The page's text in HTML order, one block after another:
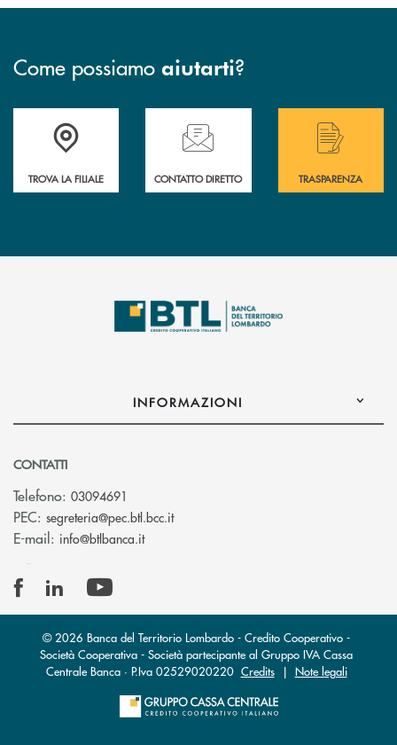
Come possiamo aiutarti?
Accedi all' elenco completo delle filiali .
TROVA LA FILIALE
Hai bisogno di assistenza immediata?
CONTATTO DIRETTO
Hai bisogno di
TRASPARENZA
INFORMAZIONI
CONTATTI
Telefono: 03094691
PEC: segreteria@pec.btl.bcc.it(si apre l’app di posta elettronica)
E-mail: info@btlbanca.it(si apre l’app di posta elettronica)
© 2026 Banca del Territorio Lombardo - Credito Cooperativo -
Società Cooperativa - Società partecipante al Gruppo IVA Cassa
Centrale Banca · P.Iva 02529020220 Credits| Note legali